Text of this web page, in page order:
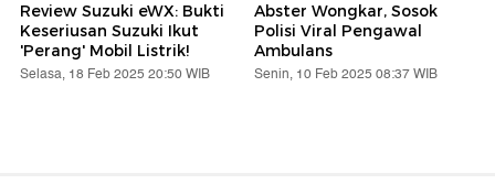
Review Suzuki eWX: Bukti
Keseriusan Suzuki Ikut
'Perang' Mobil Listrik!
Selasa, 18 Feb 2025 20:50 WIB
Abster Wongkar, Sosok
Polisi Viral Pengawal
Ambulans
Senin, 10 Feb 2025 08:37 WIB